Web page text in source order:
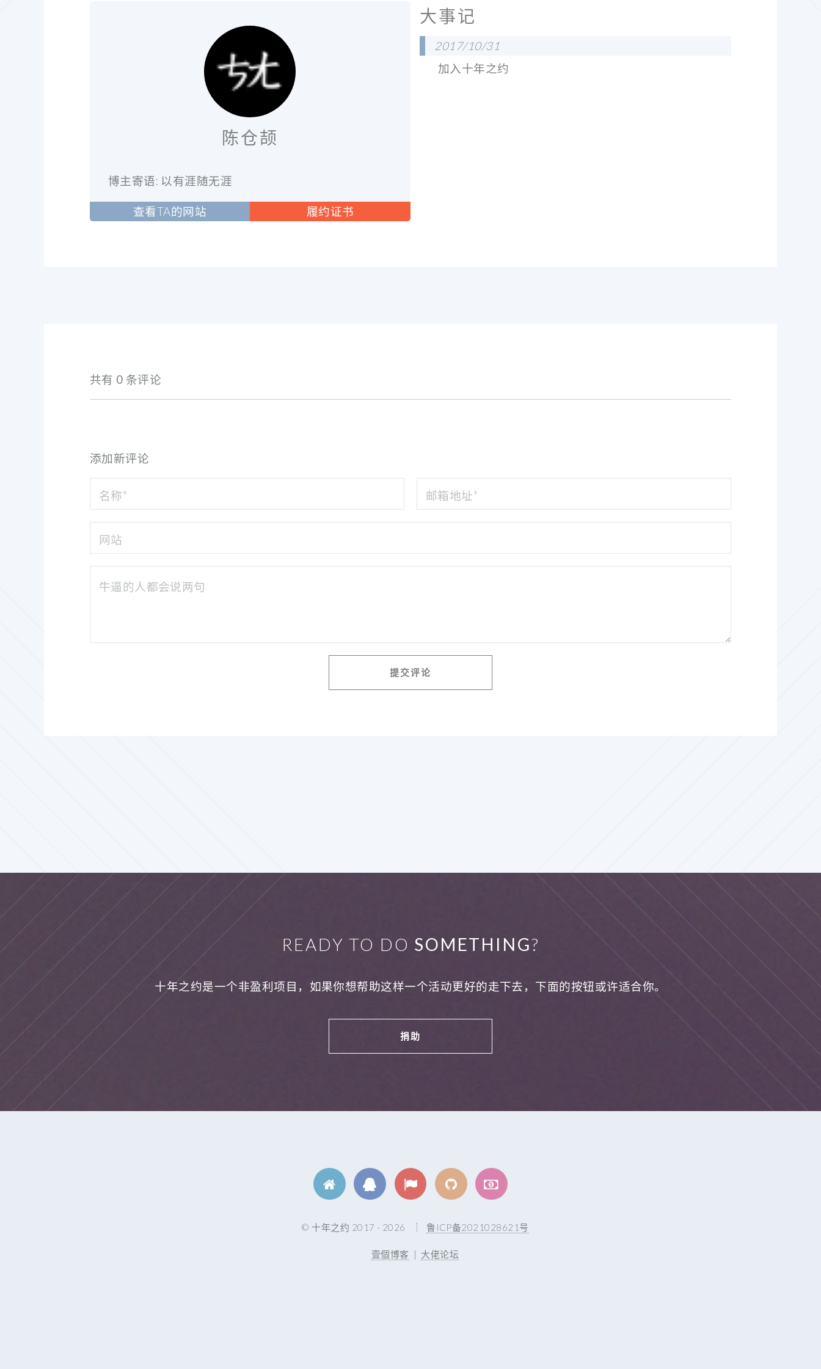
陈仓颉
博主寄语: 以有涯随无涯
查看TA的网站 履约证书
大事记
2017/10/31
加入十年之约
共有 0 条评论
添加新评论
READY TO DO SOMETHING?
十年之约是一个非盈利项目，如果你想帮助这样一个活动更好的走下去，下面的按钮或许适合你。
捐助
© 十年之约 2017 - 2026 鲁ICP备2021028621号
壹個博客 | 大佬论坛